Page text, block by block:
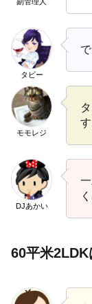
タビー
モモレジ
す
DJあかい
60平米2LDK